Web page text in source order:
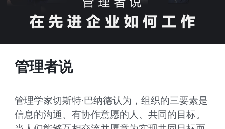
管理者说
管理学家切斯特·巴纳德认为，组织的三要素是
信息的沟通、有协作意愿的人、共同的目标。